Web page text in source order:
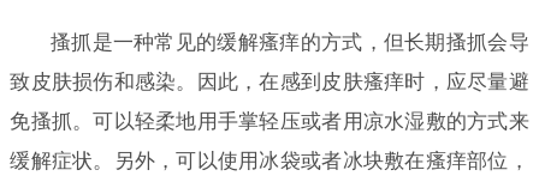
搔抓是一种常见的缓解瘙痒的方式，但长期搔抓会导
致皮肤损伤和感染。因此，在感到皮肤瘙痒时，应尽量避
免搔抓。可以轻柔地用手掌轻压或者用凉水湿敷的方式来
缓解症状。另外，可以使用冰袋或者冰块敷在瘙痒部位，